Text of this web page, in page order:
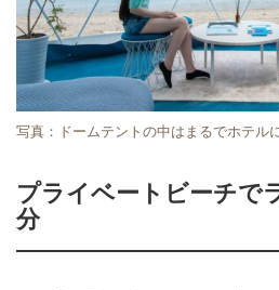
写真：ドームテントの中はまるでホテル
プライベートビーチで
分